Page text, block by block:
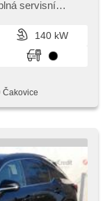
Lenkrad
autom.
per Taste, 10x
Spur,
Klimaanlage,
odvětrávaná
senzory
servisní
140 kW
Čakovice